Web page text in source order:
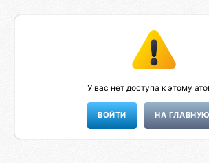
У вас нет доступа к этому
НА ГЛАВНУЮ